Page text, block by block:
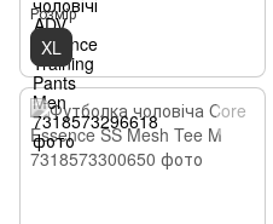
Розмір
XL